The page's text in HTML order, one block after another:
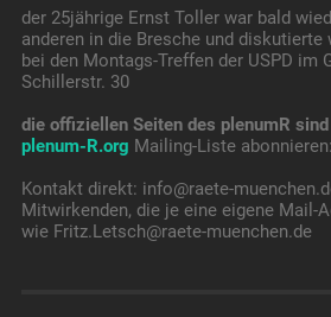
der 25jährige Ernst Toller war bald
anderen in die Bresche und diskutierte
bei den Montags-Treffen der USPD im
Schillerstr. 30
die offiziellen Seiten des plenumR
plenum-R.org Mailing-Liste abonnieren:
Kontakt direkt: info@raete-
Mitwirkenden, die je eine eigene Mail-
wie Fritz.Letsch@raete-muenchen.de